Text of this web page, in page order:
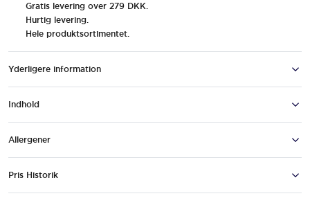
Gratis levering over 279 DKK.
Hurtig levering.
Hele produktsortimentet.
Yderligere information
Indhold
Allergener
Pris Historik BAREBELLS ER FORPLIGTET TIL